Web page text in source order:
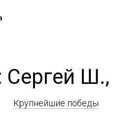
Сергей
Крупнейшие победы